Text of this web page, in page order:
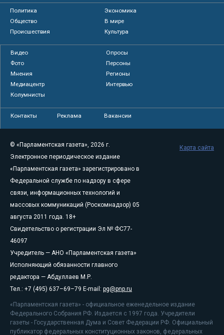
Политика
Экономика
Общество
В мире
Происшествия
Культура
Видео
Опросы
Фото
Персоны
Мнения
Регионы
Медиацентр
Интервью
Колумнисты
Контакты Реклама Вакансии
© «Парламентская газета», 2026 г.
Электронное периодическое издание
«Парламентская газета» зарегистрировано в
Федеральной службе по надзору в сфере
связи, информационных технологий и
массовых коммуникаций (Роскомнадзор) 05
августа 2011 года. 18+
Свидетельство о регистрации Эл № ФС77-
46097
Учредитель — АНО «Парламентская газета»
Исполняющий обязанности главного
редактора — Абдуллаев М.Р.
Тел.: +7 (495) 637–69–79 E-mail: pg@pnp.ru
«Парламентская газета» - официальное еженедельное издание
Федерального Собрания РФ. Издается с 1997 года. Учредители
газеты - Государственная Дума и Совет Федерации РФ. Официальный
публикатор федеральных конституционных законов, федеральных
Карта сайта